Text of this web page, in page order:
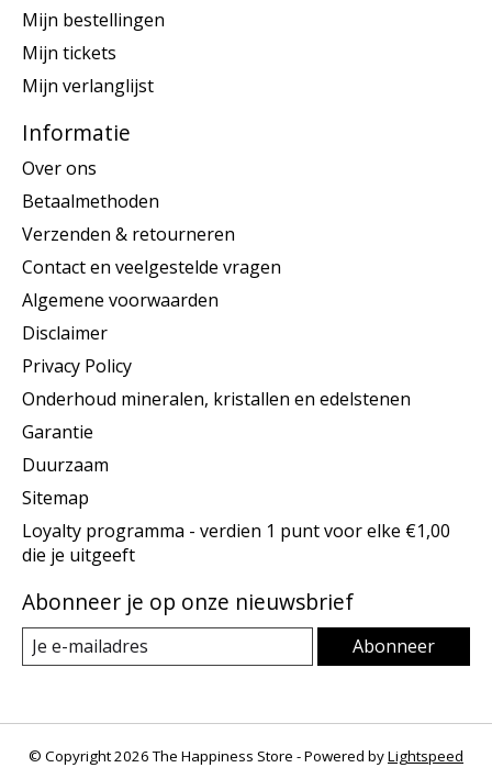
Mijn bestellingen
Mijn tickets
Mijn verlanglijst
Informatie
Over ons
Betaalmethoden
Verzenden & retourneren
Contact en veelgestelde vragen
Algemene voorwaarden
Disclaimer
Privacy Policy
Onderhoud mineralen, kristallen en edelstenen
Garantie
Duurzaam
Sitemap
Loyalty programma - verdien 1 punt voor elke €1,00
die je uitgeeft
Abonneer je op onze nieuwsbrief
Abonneer
© Copyright 2026 The Happiness Store - Powered byLightspeed